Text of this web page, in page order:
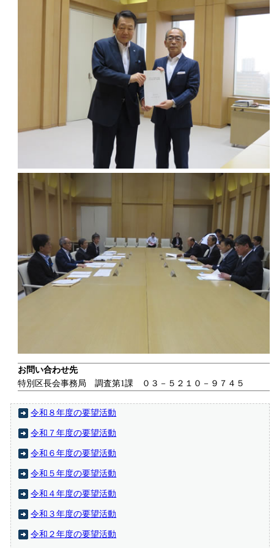
お問い合わせ先
特別区長会事務局 調査第1課 ０３－５２１０－９７４５
令和８年度の要望活動
令和７年度の要望活動
令和６年度の要望活動
令和５年度の要望活動
令和４年度の要望活動
令和３年度の要望活動
令和２年度の要望活動